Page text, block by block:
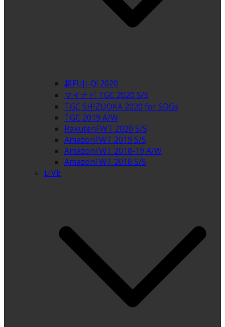
超FUJI-Q! 2020
マイナビ TGC 2020 S/S
TGC SHIZUOKA 2020 for SDGs
TGC 2019 A/W
RakutenFWT 2020 S/S
AmazonFWT 2019 S/S
AmazonFWT 2018-19 A/W
AmazonFWT 2018 S/S
LIVE